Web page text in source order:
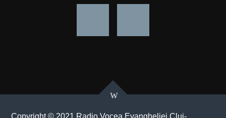
Copyright © 2021 Radio Vocea Evangheliei Cluj-